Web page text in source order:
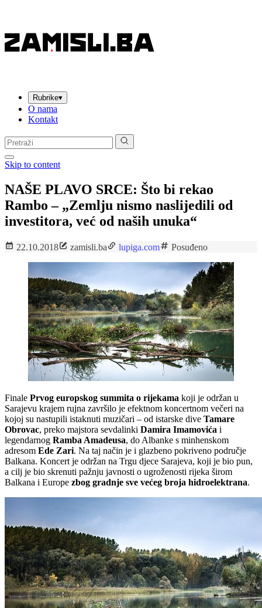
Rubrike▾
O nama
Kontakt
Pretraga:
Skip to content
NAŠE PLAVO SRCE: Što bi rekao
Rambo – „Zemlju nismo naslijedili od
investitora, već od naših unuka“
22.10.2018 zamisli.ba lupiga.com Posuđeno
Finale Prvog europskog summita o rijekama koji je održan u
Sarajevu krajem rujna završilo je efektnom koncertnom večeri na
kojoj su nastupili istaknuti muzičari – od istarske dive Tamare
Obrovac, preko majstora sevdalinki Damira Imamovića i
legendarnog Ramba Amadeusa, do Albanke s minhenskom
adresom Ede Zari. Na taj način je i glazbeno pokriveno područje
Balkana. Koncert je održan na Trgu djece Sarajeva, koji je bio pun,
a cilj je bio skrenuti pažnju javnosti o ugroženosti rijeka širom
Balkana i Europe zbog gradnje sve većeg broja hidroelektrana.